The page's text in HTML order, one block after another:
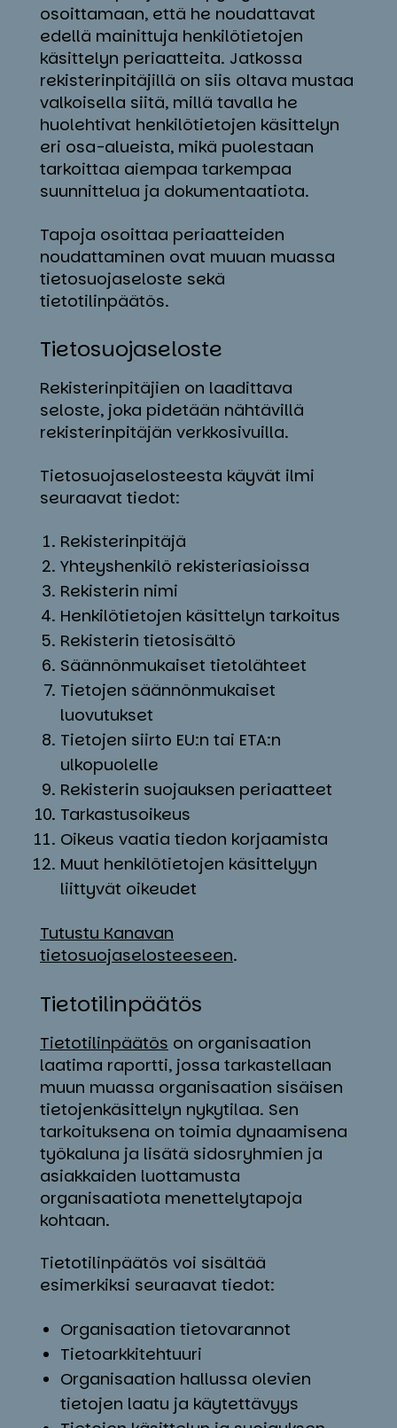
osoittamaan, että he noudattavat
edellä mainittuja henkilötietojen
käsittelyn periaatteita. Jatkossa
rekisterinpitäjillä on siis oltava mustaa
valkoisella siitä, millä tavalla he
huolehtivat henkilötietojen käsittelyn
eri osa-alueista, mikä puolestaan
tarkoittaa aiempaa tarkempaa
suunnittelua ja dokumentaatiota.
Tapoja osoittaa periaatteiden
noudattaminen ovat muuan muassa
tietosuojaseloste sekä
tietotilinpäätös.
Tie­to­suo­ja­se­los­te
Rekisterinpitäjien on laadittava
seloste, joka pidetään nähtävillä
rekisterinpitäjän verkkosivuilla.
Tietosuojaselosteesta käyvät ilmi
seuraavat tiedot:
Rekisterinpitäjä
Yhteyshenkilö rekisteriasioissa
Rekisterin nimi
Henkilötietojen käsittelyn tarkoitus
Rekisterin tietosisältö
Säännönmukaiset tietolähteet
Tietojen säännönmukaiset
luovutukset
Tietojen siirto EU:n tai ETA:n
ulkopuolelle
Rekisterin suojauksen periaatteet
Tarkastusoikeus
Oikeus vaatia tiedon korjaamista
Muut henkilötietojen käsittelyyn
liittyvät oikeudet
Tutustu Kanavan
tietosuojaselosteeseen.
Tie­to­ti­lin­pää­tös
Tietotilinpäätös on organisaation
laatima raportti, jossa tarkastellaan
muun muassa organisaation sisäisen
tietojenkäsittelyn nykytilaa. Sen
tarkoituksena on toimia dynaamisena
työkaluna ja lisätä sidosryhmien ja
asiakkaiden luottamusta
organisaatiota menettelytapoja
kohtaan.
Tietotilinpäätös voi sisältää
esimerkiksi seuraavat tiedot:
Organisaation tietovarannot
Tietoarkkitehtuuri
Organisaation hallussa olevien
tietojen laatu ja käytettävyys